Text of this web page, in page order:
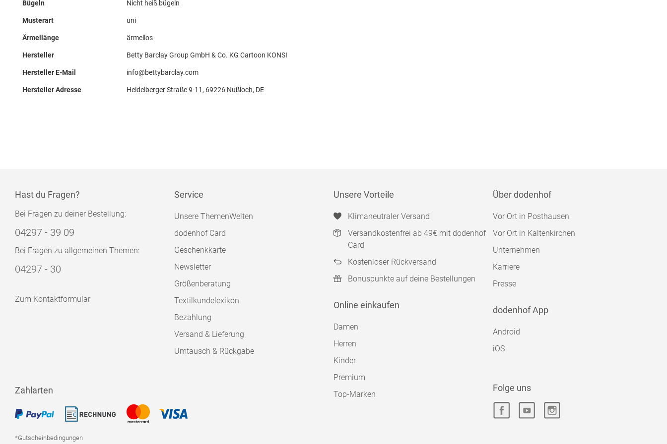
Bügeln Nicht heiß bügeln
Musterart uni
Ärmellänge ärmellos
Hersteller Betty Barclay Group GmbH & Co. KG Cartoon KONSI
Hersteller E-Mail info@bettybarclay.com
Hersteller Adresse Heidelberger Straße 9-11, 69226 Nußloch, DE
Hast du Fragen?
Bei Fragen zu deiner Bestellung:
04297 - 39 09
Bei Fragen zu allgemeinen Themen:
04297 - 30
Zum Kontaktformular
Service
Unsere ThemenWelten
dodenhof Card
Geschenkkarte
Newsletter
Größenberatung
Textilkundelexikon
Bezahlung
Versand & Lieferung
Umtausch & Rückgabe
Unsere Vorteile
Klimaneutraler Versand
Versandkostenfrei ab 49€ mit dodenhof
Card
Kostenloser Rückversand
Bonuspunkte auf deine Bestellungen
Online einkaufen
Damen
Herren
Kinder
Premium
Top-Marken
Über dodenhof
Vor Ort in Posthausen
Vor Ort in Kaltenkirchen
Unternehmen
Karriere
Presse
dodenhof App
Android
iOS
Zahlarten
*Gutscheinbedingungen
Folge uns